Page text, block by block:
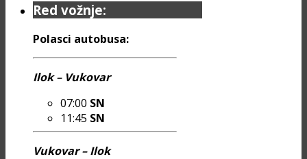
Red vožnje:
Polasci autobusa:
Ilok – Vukovar
07:00 SN
11:45 SN
Vukovar – Ilok